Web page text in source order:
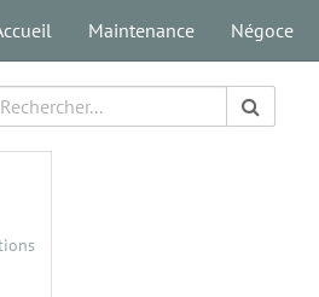
Maintenance Négoce